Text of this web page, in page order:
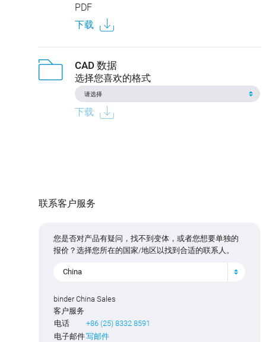
PDF
下载
CAD 数据
选择您喜欢的格式
下载
联系客户服务
您是否对产品有疑问，找不到变体，或者您想要单独的
报价？选择您所在的国家/地区以找到合适的联系人。
China
binder China Sales
客户服务
电话
+86 (25) 8332 8591
电子邮件写邮件